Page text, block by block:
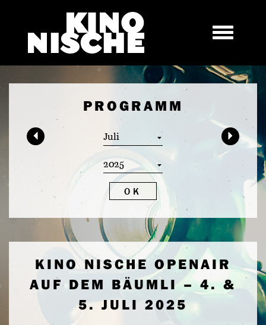
PROGRAMM
OK
KINO NISCHE OPENAIR
AUF DEM BÄUMLI – 4. &
5. JULI 2025